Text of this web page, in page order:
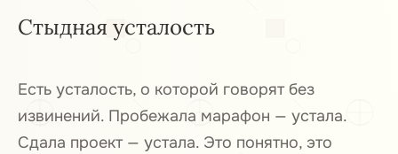
Стыдная усталость
Есть усталость, о которой говорят без
извинений. Пробежала марафон — устала.
Сдала проект — устала. Это понятно, это